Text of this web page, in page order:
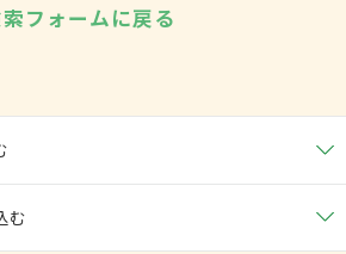
フォームに戻る
む